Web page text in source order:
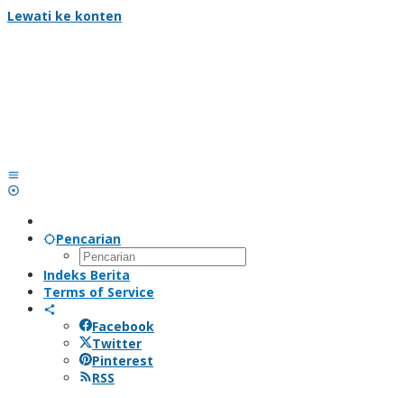
Lewati ke konten
Pencarian
Indeks Berita
Terms of Service
Facebook
Twitter
Pinterest
RSS